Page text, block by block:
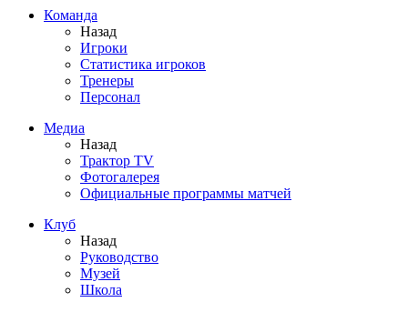
Команда
Назад
Игроки
Статистика игроков
Тренеры
Персонал
Медиа
Назад
Трактор TV
Фотогалерея
Официальные программы матчей
Клуб
Назад
Руководство
Музей
Школа